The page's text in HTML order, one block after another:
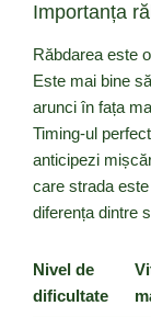
Importanța
Răbdarea este
Este mai bine
arunci în fața
Timing-ul
anticipezi
care strada
diferența dintre
Nivel de
dificultate